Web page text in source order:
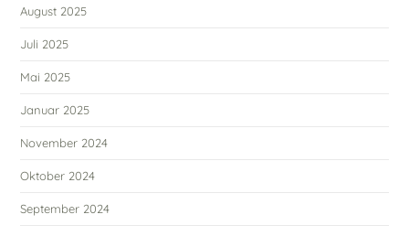
August 2025
Juli 2025
Mai 2025
Januar 2025
November 2024
Oktober 2024
September 2024